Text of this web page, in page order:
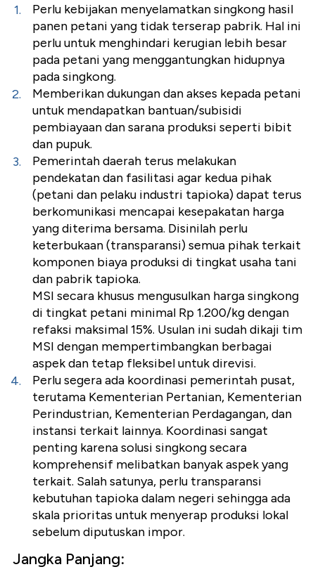
Perlu kebijakan menyelamatkan singkong hasil
panen petani yang tidak terserap pabrik. Hal ini
perlu untuk menghindari kerugian lebih besar
pada petani yang menggantungkan hidupnya
pada singkong.
Memberikan dukungan dan akses kepada petani
untuk mendapatkan bantuan/subisidi
pembiayaan dan sarana produksi seperti bibit
dan pupuk.
Pemerintah daerah terus melakukan
pendekatan dan fasilitasi agar kedua pihak
(petani dan pelaku industri tapioka) dapat terus
berkomunikasi mencapai kesepakatan harga
yang diterima bersama. Disinilah perlu
keterbukaan (transparansi) semua pihak terkait
komponen biaya produksi di tingkat usaha tani
dan pabrik tapioka.
MSI secara khusus mengusulkan harga singkong
di tingkat petani minimal Rp 1.200/kg dengan
refaksi maksimal 15%. Usulan ini sudah dikaji tim
MSI dengan mempertimbangkan berbagai
aspek dan tetap fleksibel untuk direvisi.
Perlu segera ada koordinasi pemerintah pusat,
terutama Kementerian Pertanian, Kementerian
Perindustrian, Kementerian Perdagangan, dan
instansi terkait lainnya. Koordinasi sangat
penting karena solusi singkong secara
komprehensif melibatkan banyak aspek yang
terkait. Salah satunya, perlu transparansi
kebutuhan tapioka dalam negeri sehingga ada
skala prioritas untuk menyerap produksi lokal
sebelum diputuskan impor.
Jangka Panjang: